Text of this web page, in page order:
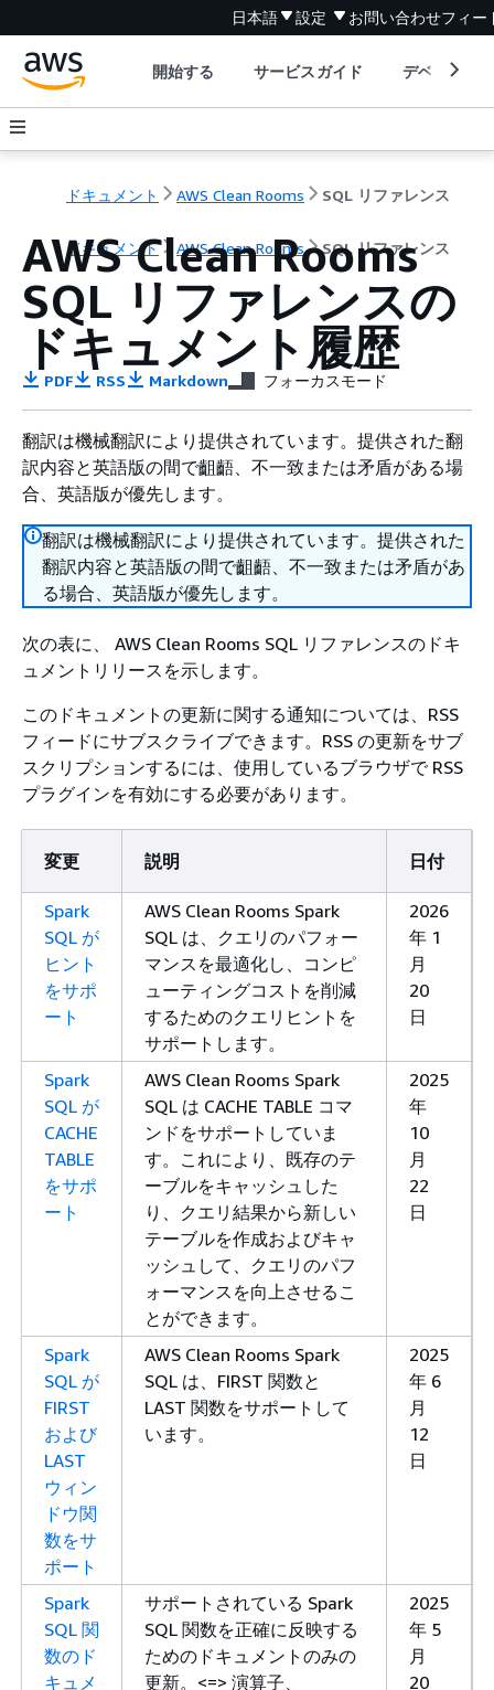
日本語 設定 お問い合わせフィー
開始する サービスガイド デベロッパ
ドキュメント AWS Clean Rooms SQL リファレンス
ドキュメント AWS Clean Rooms SQL リファレンス
AWS Clean Rooms
SQL リファレンスの
ドキュメント履歴
PDF RSS Markdown フォーカスモード
翻訳は機械翻訳により提供されています。提供された翻
訳内容と英語版の間で齟齬、不一致または矛盾がある場
合、英語版が優先します。
翻訳は機械翻訳により提供されています。提供された
翻訳内容と英語版の間で齟齬、不一致または矛盾があ
る場合、英語版が優先します。
次の表に、 AWS Clean Rooms SQL リファレンスのドキ
ュメントリリースを示します。
このドキュメントの更新に関する通知については、RSS
フィードにサブスクライブできます。RSS の更新をサブ
スクリプションするには、使用しているブラウザで RSS
プラグインを有効にする必要があります。
変更 説明 日付
Spark
SQL が
ヒント
をサポ
ート
AWS Clean Rooms Spark
SQL は、クエリのパフォー
マンスを最適化し、コンピ
ューティングコストを削減
するためのクエリヒントを
サポートします。
2026
年 1
月
20
日
Spark
SQL が
CACHE
TABLE
をサポ
ート
AWS Clean Rooms Spark
SQL は CACHE TABLE コマ
ンドをサポートしていま
す。これにより、既存のテ
ーブルをキャッシュした
り、クエリ結果から新しい
テーブルを作成およびキャ
ッシュして、クエリのパフ
ォーマンスを向上させるこ
とができます。
2025
年
10
月
22
日
Spark
SQL が
FIRST
および
LAST
ウィン
ドウ関
数をサ
ポート
AWS Clean Rooms Spark
SQL は、FIRST 関数と
LAST 関数をサポートして
います。
2025
年 6
月
12
日
Spark
SQL 関
数のド
キュメ
サポートされている Spark
SQL 関数を正確に反映する
ためのドキュメントのみの
更新。<=> 演算子、
2025
年 5
月
20